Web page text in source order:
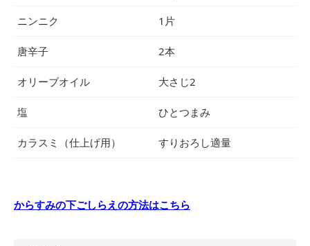
ニンニク 1片
唐辛子 2本
オリーブオイル 大さじ2
塩 ひとつまみ
カラスミ（仕上げ用） すりおろし適量
からすみの下ごしらえの方法はこちら